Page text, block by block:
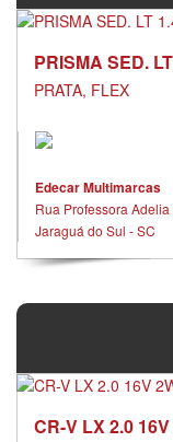
PRISMA SED.
PRATA, FLEX
Edecar Multimarcas
Rua Professora
Jaraguá do Sul - SC
CR-V LX 2.0